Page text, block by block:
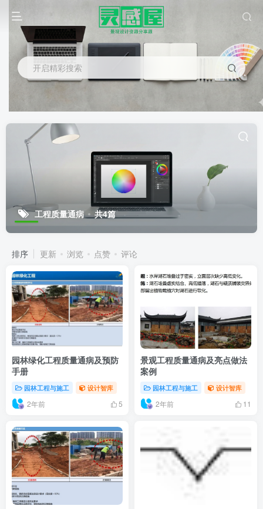
开启精彩搜索
工程质量通病 共4篇
排序 更新 浏览 点赞 评论
园林绿化工程质量通病及预防
手册
园林工程与施工 设计智库
2年前 5
景观工程质量通病及亮点做法
案例
园林工程与施工 设计智库
2年前 11